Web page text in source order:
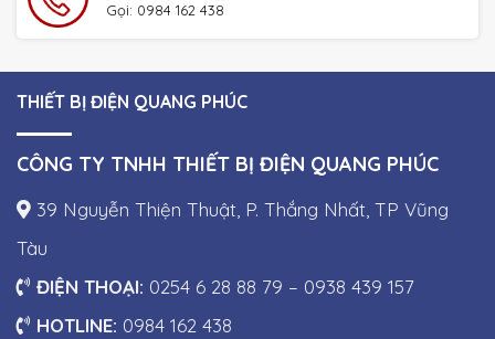
Gọi: 0984 162 438
THIẾT BỊ ĐIỆN QUANG PHÚC
CÔNG TY TNHH THIẾT BỊ ĐIỆN QUANG PHÚC
39 Nguyễn Thiện Thuật, P. Thắng Nhất, TP Vũng
Tàu
ĐIỆN THOẠI: 0254 6 28 88 79 – 0938 439 157
HOTLINE: 0984 162 438